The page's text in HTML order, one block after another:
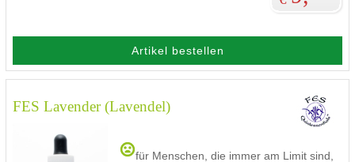
Artikel bestellen
FES Lavender (Lavendel)
für Menschen, die immer am Limit sind,